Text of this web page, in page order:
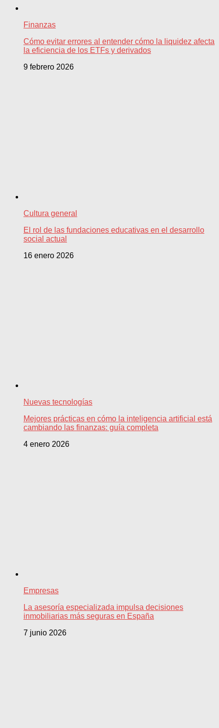
Finanzas
Cómo evitar errores al entender cómo la liquidez afecta
la eficiencia de los ETFs y derivados
9 febrero 2026
Cultura general
El rol de las fundaciones educativas en el desarrollo
social actual
16 enero 2026
Nuevas tecnologías
Mejores prácticas en cómo la inteligencia artificial está
cambiando las finanzas: guía completa
4 enero 2026
Empresas
La asesoría especializada impulsa decisiones
inmobiliarias más seguras en España
7 junio 2026